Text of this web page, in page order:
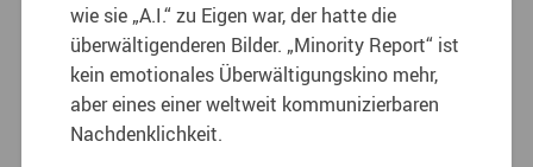
wie sie „A.I.“ zu Eigen war, der hatte die
überwältigenderen Bilder. „Minority Report“ ist
kein emotionales Überwältigungskino mehr,
aber eines einer weltweit kommunizierbaren
Nachdenklichkeit.